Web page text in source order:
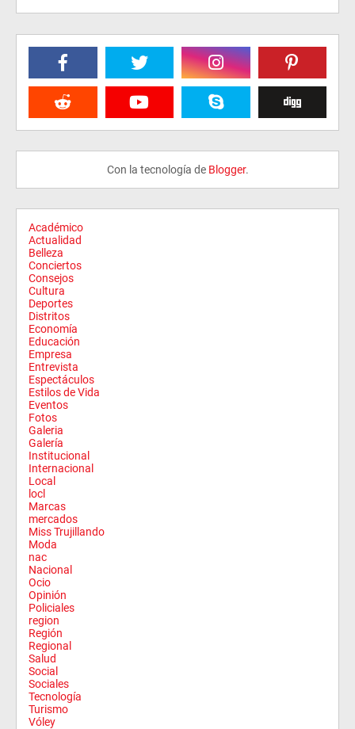
Con la tecnología de Blogger.
Académico
Actualidad
Belleza
Conciertos
Consejos
Cultura
Deportes
Distritos
Economía
Educación
Empresa
Entrevista
Espectáculos
Estilos de Vida
Eventos
Fotos
Galeria
Galería
Institucional
Internacional
Local
locl
Marcas
mercados
Miss Trujillando
Moda
nac
Nacional
Ocio
Opinión
Policiales
region
Región
Regional
Salud
Social
Sociales
Tecnología
Turismo
Vóley